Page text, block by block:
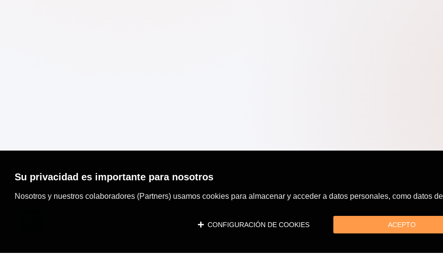
Su privacidad es importante para nosotros
Nosotros y nuestros colaboradores (Partners) usamos cookies para almacenar y acceder a datos personales, como datos
CONFIGURACIÓN DE COOKIES ACEPTO